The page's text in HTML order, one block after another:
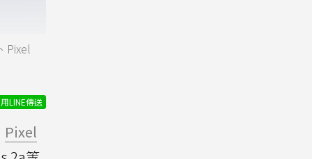
Pixel
用LINE傳送
Pixel